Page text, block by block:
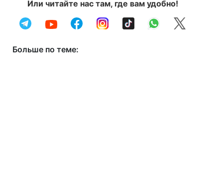
Или читайте нас там, где вам удобно!
Больше по теме: